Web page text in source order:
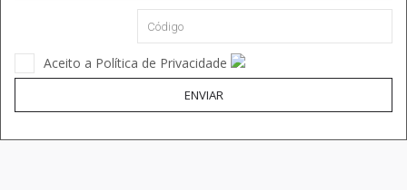
Aceito a Política de Privacidade
ENVIAR